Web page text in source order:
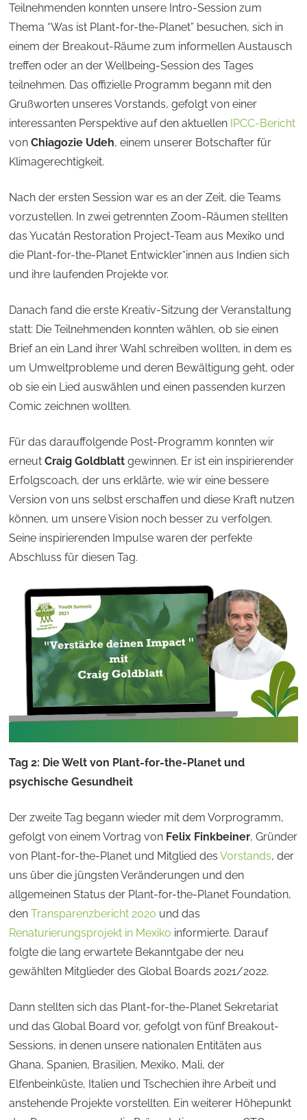
Teilnehmenden konnten unsere Intro-Session zum
Thema “Was ist Plant-for-the-Planet” besuchen, sich in
einem der Breakout-Räume zum informellen Austausch
treffen oder an der Wellbeing-Session des Tages
teilnehmen. Das offizielle Programm begann mit den
Grußworten unseres Vorstands, gefolgt von einer
interessanten Perspektive auf den aktuellen IPCC-Bericht
vonChiagozie Udeh, einem unserer Botschafter für
Klimagerechtigkeit.
Nach der ersten Session war es an der Zeit, die Teams
vorzustellen. In zwei getrennten Zoom-Räumen stellten
das Yucatán Restoration Project-Team aus Mexiko und
die Plant-for-the-Planet Entwickler*innen aus Indien sich
und ihre laufenden Projekte vor.
Danach fand die erste Kreativ-Sitzung der Veranstaltung
statt: Die Teilnehmenden konnten wählen, ob sie einen
Brief an ein Land ihrer Wahl schreiben wollten, in dem es
um Umweltprobleme und deren Bewältigung geht, oder
ob sie ein Lied auswählen und einen passenden kurzen
Comic zeichnen wollten.
Für das darauffolgende Post-Programm konnten wir
erneutCraig Goldblatt gewinnen. Er ist ein inspirierender
Erfolgscoach, der uns erklärte, wie wir eine bessere
Version von uns selbst erschaffen und diese Kraft nutzen
können, um unsere Vision noch besser zu verfolgen.
Seine inspirierenden Impulse waren der perfekte
Abschluss für diesen Tag.
Tag 2: Die Welt von Plant-for-the-Planet und
psychische Gesundheit
Der zweite Tag begann wieder mit dem Vorprogramm,
gefolgt von einem Vortrag von Felix Finkbeiner, Gründer
von Plant-for-the-Planet und Mitglied desVorstands, der
uns über die jüngsten Veränderungen und den
allgemeinen Status der Plant-for-the-Planet Foundation,
denTransparenzbericht 2020 und das
Renaturierungsprojekt in Mexiko informierte. Darauf
folgte die lang erwartete Bekanntgabe der neu
gewählten Mitglieder des Global Boards 2021/2022.
Dann stellten sich das Plant-for-the-Planet Sekretariat
und das Global Board vor, gefolgt von fünf Breakout-
Sessions, in denen unsere nationalen Entitäten aus
Ghana, Spanien, Brasilien, Mexiko, Mali, der
Elfenbeinküste, Italien und Tschechien ihre Arbeit und
anstehende Projekte vorstellten. Ein weiterer Höhepunkt